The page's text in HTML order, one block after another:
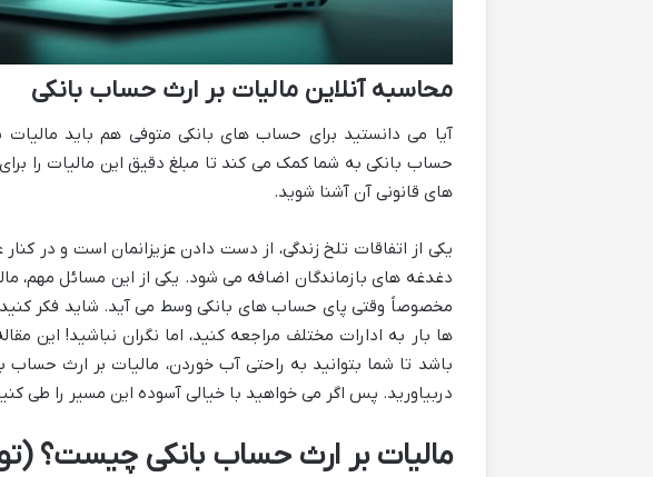
محاسبه آنلاین مالیات بر ارث حساب بانکی
آیا می دانستید برای حساب های بانکی متوفی هم باید مالیات
حساب بانکی به شما کمک می کند تا مبلغ دقیق این مالیات را
های قانونی آن آشنا شوید.
یکی از اتفاقات تلخ زندگی، از دست دادن عزیزانمان است و در
دغدغه های بازماندگان اضافه می شود. یکی از این مسائل مهم،
مخصوصاً وقتی پای حساب های بانکی وسط می آید. شاید فکر کنید
ها بار به ادارات مختلف مراجعه کنید، اما نگران نباشید! این
باشد تا شما بتوانید به راحتی آب خوردن، مالیات بر ارث حساب
دربیاورید. پس اگر می خواهید با خیالی آسوده این مسیر را طی
مالیات بر ارث حساب بانکی چیست؟